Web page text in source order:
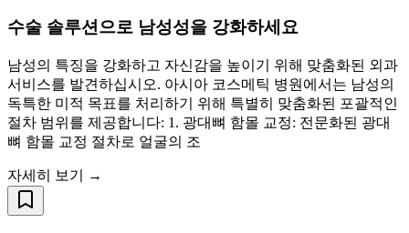
수술 솔루션으로 남성성을 강화하세요
남성의 특징을 강화하고 자신감을 높이기 위해 맞춤화된 외과
서비스를 발견하십시오. 아시아 코스메틱 병원에서는 남성의
독특한 미적 목표를 처리하기 위해 특별히 맞춤화된 포괄적인
절차 범위를 제공합니다: 1. 광대뼈 함몰 교정: 전문화된 광대
뼈 함몰 교정 절차로 얼굴의 조
자세히 보기 →